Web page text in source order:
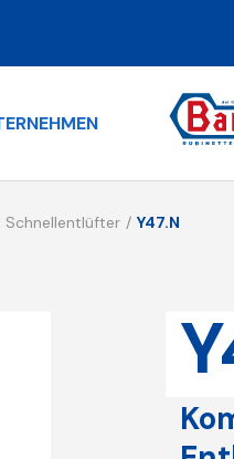
Schnellentlüfter Y47.N